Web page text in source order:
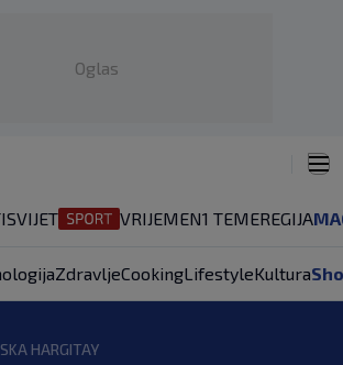
Oglas
SVIJET VRIJEMEN1 TEMEREGIJA
ZdravljeCookingLifestyleKultura
HARGITAY